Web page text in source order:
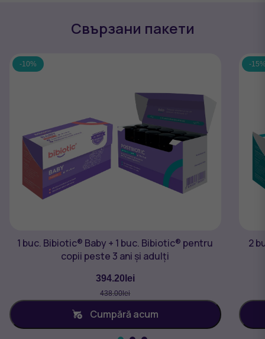
Свързани пакети
-10%
1 buc. Bibiotic® Baby + 1 buc. Bibiotic® pentru
copii peste 3 ani și adulți
394.20 lei
438.00lei
Cumpără acum
-
2